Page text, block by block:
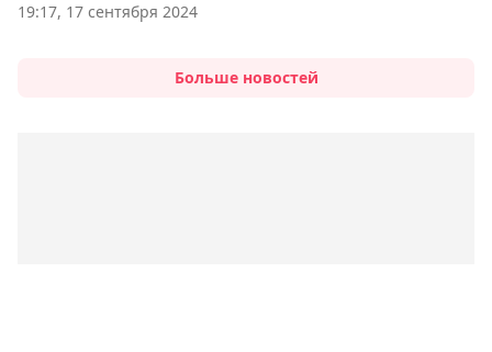
19:17, 17 сентября 2024
Больше новостей